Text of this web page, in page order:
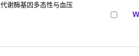
谢酶基因多态性与血压